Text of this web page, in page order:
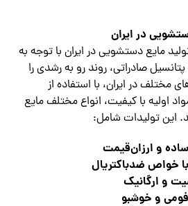
در ایران
مایع دستشویی در ایران با توجه به
صادراتی، روند رو به رشدی را
مختلف در ایران، با استفاده از
اولیه با کیفیت، انواع مختلف مایع
این تولیدات شامل:
و ارزان‌قیمت
خواص ضدباکتریال
و ارگانیک
و خوشبو